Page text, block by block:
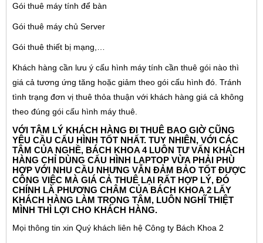
Gói thuê máy tính để bàn
Gói thuê máy chủ Server
Gói thuê thiết bị mạng,…
Khách hàng cần lưu ý cấu hình máy tính cần thuê gói nào thì
giá cả tương ứng tăng hoặc giảm theo gói cấu hình đó. Tránh
tình trạng đơn vị thuê thỏa thuận với khách hàng giá cả không
theo đúng gói cấu hình máy thuê.
VỚI TÂM LÝ KHÁCH HÀNG ĐI THUÊ BAO GIỜ CŨNG
YÊU CẦU CẤU HÌNH TỐT NHẤT. TUY NHIÊN, VỚI CÁC
TÂM CỦA NGHỀ, BÁCH KHOA 4 LUÔN TƯ VẤN KHÁCH
HÀNG CHỈ DÙNG CẤU HÌNH LAPTOP VỪA PHẢI PHÙ
HỢP VỚI NHU CẦU NHƯNG VẪN ĐẢM BẢO TỐT ĐƯỢC
CÔNG VIỆC MÀ GIÁ CẢ THUÊ LẠI RẤT HỢP LÝ, ĐÓ
CHÍNH LÀ PHƯƠNG CHÂM CỦA BÁCH KHOA 2 LẤY
KHÁCH HÀNG LÀM TRỌNG TÂM, LUÔN NGHĨ THIỆT
MÌNH THÌ LỢI CHO KHÁCH HÀNG.
Mọi thông tin xin Quý khách liên hệ Công ty Bách Khoa 2